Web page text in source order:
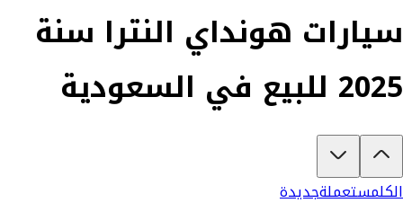
سيارات هونداي النترا سنة
2025 للبيع في السعودية
تبغى تشتري هونداي النترا 2025؟
الكلمستعملةجديدة